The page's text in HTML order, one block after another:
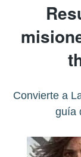
Convierte a
guía